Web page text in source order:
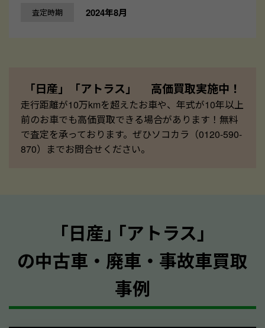
査定時期 2024年8月
「日産」「アトラス」 高価買取実施中！
走行距離が10万kmを超えたお車や、年式が10年以上
前のお車でも高価買取できる場合があります！無料
で査定を承っております。ぜひソコカラ（0120-590-
870）までお問合せください。
｢日産｣ ｢アトラス｣
の中古車・廃車・事故車買取
事例